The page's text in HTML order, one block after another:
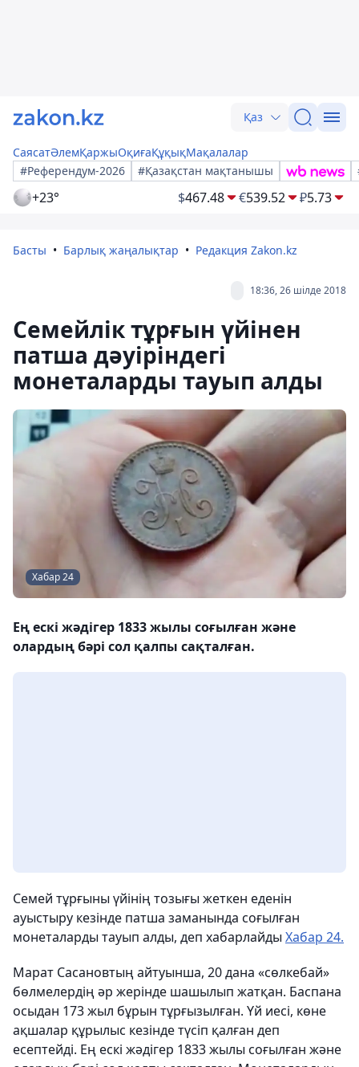
Қаз
СаясатӘлемҚаржыОқиғаҚұқықМақалалар
#Референдум-2026
#Қазақстан мақтанышы
+23° $467.48 €539.52 ₽5.73
Басты Барлық жаңалықтар Редакция Zakon.kz
18:36, 26 шілде 2018
Семейлік тұрғын үйінен
патша дәуіріндегі
монеталарды тауып алды
Хабар 24
Ең ескі жәдігер 1833 жылы соғылған және
олардың бәрі сол қалпы сақталған.
Семей тұрғыны үйінің тозығы жеткен еденін
ауыстыру кезінде патша заманында соғылған
монеталарды тауып алды, деп хабарлайды Хабар 24.
Марат Сасановтың айтуынша, 20 дана «сөлкебай»
бөлмелердің әр жерінде шашылып жатқан. Баспана
осыдан 173 жыл бұрын тұрғызылған. Үй иесі, көне
ақшалар құрылыс кезінде түсіп қалған деп
есептейді. Ең ескі жәдігер 1833 жылы соғылған және